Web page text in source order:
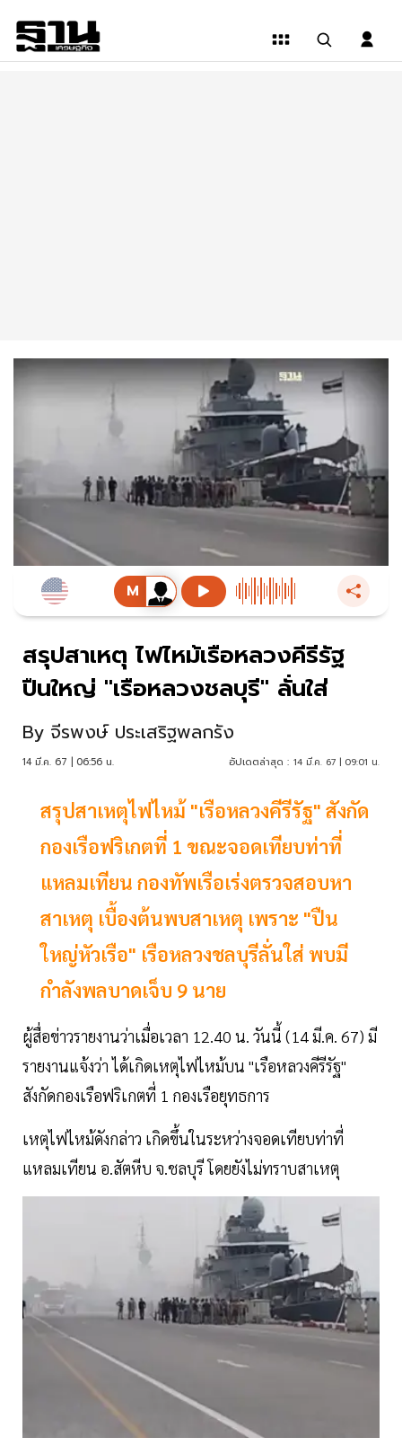
สรุปสาเหตุ ไฟไหม้เรือหลวงคีรีรัฐ
ปืนใหญ่ "เรือหลวงชลบุรี" ลั่นใส่
By จีรพงษ์ ประเสริฐพลกรัง
14 มี.ค. 67 | 06:56 น. อัปเดตล่าสุด : 14 มี.ค. 67 | 09:01 น.
สรุปสาเหตุไฟไหม้ "เรือหลวงคีรีรัฐ" สังกัด
กองเรือฟริเกตที่ 1 ขณะจอดเทียบท่าที่
แหลมเทียน กองทัพเรือเร่งตรวจสอบหา
สาเหตุ เบื้องต้นพบสาเหตุ เพราะ "ปืน
ใหญ่หัวเรือ" เรือหลวงชลบุรีลั่นใส่ พบมี
กำลังพลบาดเจ็บ 9 นาย
ผู้สื่อข่าวรายงานว่าเมื่อเวลา 12.40 น. วันนี้ (14 มี.ค. 67) มี
รายงานแจ้งว่า ได้เกิดเหตุไฟไหม้บน "เรือหลวงคีรีรัฐ"
สังกัดกองเรือฟริเกตที่ 1 กองเรือยุทธการ
เหตุไฟไหม้ดังกล่าว เกิดขึ้นในระหว่างจอดเทียบท่าที่
แหลมเทียน อ.สัตหีบ จ.ชลบุรี โดยยังไม่ทราบสาเหตุ